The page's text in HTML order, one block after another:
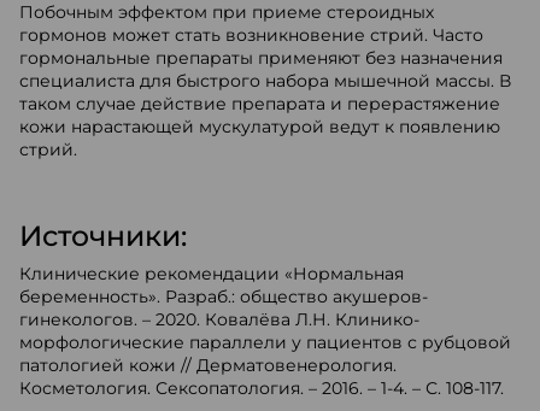
Побочным эффектом при приеме стероидных
гормонов может стать возникновение стрий. Часто
гормональные препараты применяют без назначения
специалиста для быстрого набора мышечной массы. В
таком случае действие препарата и перерастяжение
кожи нарастающей мускулатурой ведут к появлению
стрий.
Источники:
Клинические рекомендации «Нормальная
беременность». Разраб.: общество акушеров-
гинекологов. – 2020. Ковалёва Л.Н. Клинико-
морфологические параллели у пациентов с рубцовой
патологией кожи // Дерматовенерология.
Косметология. Сексопатология. – 2016. – 1-4. – С. 108-117.